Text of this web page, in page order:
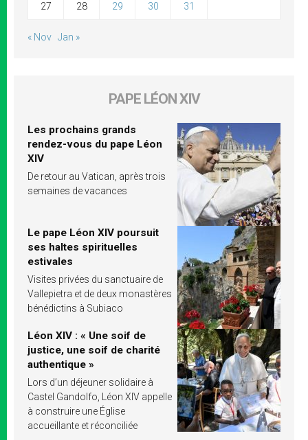
27 28 29 30 31
« Nov Jan »
PAPE LÉON XIV
Les prochains grands
rendez-vous du pape Léon
XIV
De retour au Vatican, après trois
semaines de vacances
Le pape Léon XIV poursuit
ses haltes spirituelles
estivales
Visites privées du sanctuaire de
Vallepietra et de deux monastères
bénédictins à Subiaco
Léon XIV : « Une soif de
justice, une soif de charité
authentique »
Lors d’un déjeuner solidaire à
Castel Gandolfo, Léon XIV appelle
à construire une Église
accueillante et réconciliée